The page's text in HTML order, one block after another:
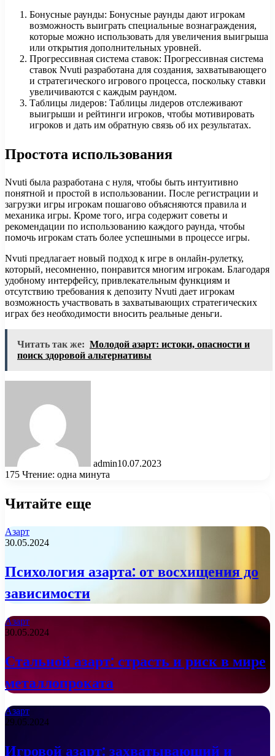
Бонусные раунды: Бонусные раунды дают игрокам
возможность выиграть специальные вознаграждения,
которые можно использовать для увеличения выигрыша
или открытия дополнительных уровней.
Прогрессивная система ставок: Прогрессивная система
ставок Nvuti разработана для создания, захватывающего
и стратегического игрового процесса, поскольку ставки
увеличиваются с каждым раундом.
Таблицы лидеров: Таблицы лидеров отслеживают
выигрыши и рейтинги игроков, чтобы мотивировать
игроков и дать им обратную связь об их результатах.
Простота использования
Nvuti была разработана с нуля, чтобы быть интуитивно
понятной и простой в использовании. После регистрации и
загрузки игры игрокам пошагово объясняются правила и
механика игры. Кроме того, игра содержит советы и
рекомендации по использованию каждого раунда, чтобы
помочь игрокам стать более успешными в процессе игры.
Nvuti предлагает новый подход к игре в онлайн-рулетку,
который, несомненно, понравится многим игрокам. Благодаря
удобному интерфейсу, привлекательным функциям и
отсутствию требования к депозиту Nvuti дает игрокам
возможность участвовать в захватывающих стратегических
играх без необходимости вносить реальные деньги.
Читать так же: Молодой азарт: истоки, опасности и
поиск здоровой альтернативы
admin10.07.2023
175 Чтение: одна минута
Читайте еще
Азарт
30.05.2024
Психология азарта: от восхищения до
зависимости
Азарт
30.05.2024
Стальной азарт: страсть и риск в мире
металлопроката
Азарт
29.05.2024
Игровой азарт: захватывающий и